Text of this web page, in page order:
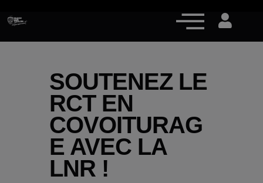
Actualités
Équipe pro
Nos équipes
Fan Zone
SOUTENEZ LE
RCT EN
COVOITURAG
E AVEC LA
LNR !